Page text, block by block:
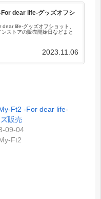
dear life-グッズオフシ
dear life-グッズオフショット、
ンストアの販売開始日などまと
2023.11.06
Ft2 -For dear life-
販売
09-04
Ft2